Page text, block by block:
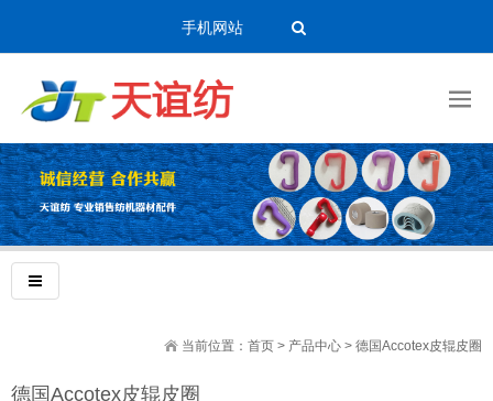
手机网站
当前位置： 首页 > 产品中心 > 德国Accotex皮辊皮圈
德国Accotex皮辊皮圈